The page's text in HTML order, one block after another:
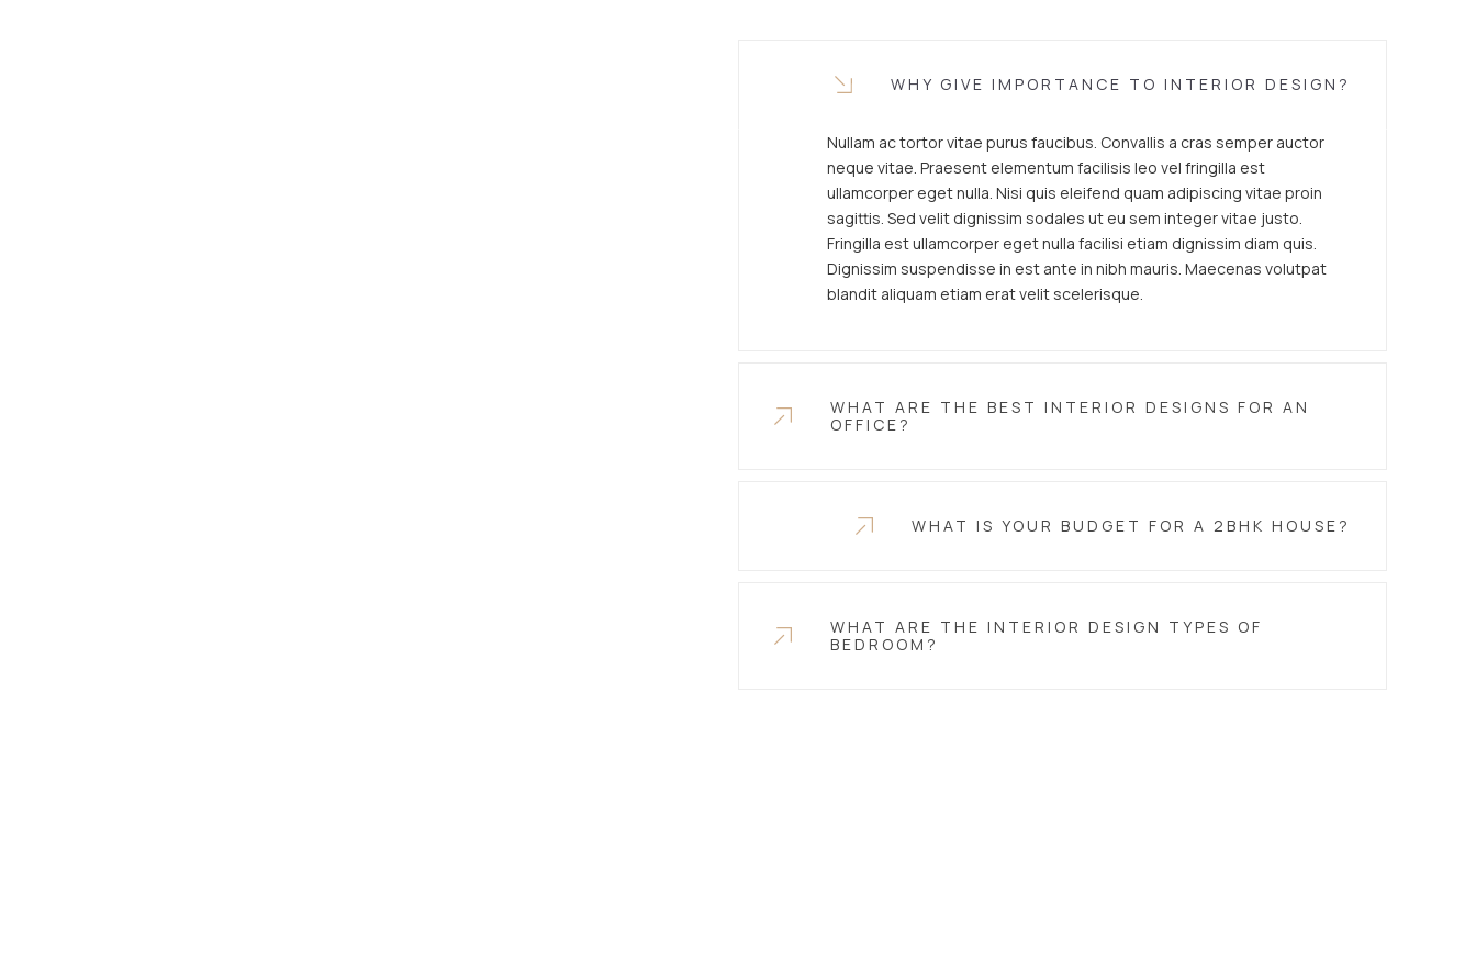
WHY GIVE IMPORTANCE TO INTERIOR DESIGN?
Nullam ac tortor vitae purus faucibus. Convallis a cras semper auctor
neque vitae. Praesent elementum facilisis leo vel fringilla est
ullamcorper eget nulla. Nisi quis eleifend quam adipiscing vitae proin
sagittis. Sed velit dignissim sodales ut eu sem integer vitae justo.
Fringilla est ullamcorper eget nulla facilisi etiam dignissim diam quis.
Dignissim suspendisse in est ante in nibh mauris. Maecenas volutpat
blandit aliquam etiam erat velit scelerisque.
WHAT ARE THE BEST INTERIOR DESIGNS FOR AN
OFFICE?
WHAT IS YOUR BUDGET FOR A 2BHK HOUSE?
WHAT ARE THE INTERIOR DESIGN TYPES OF
BEDROOM?